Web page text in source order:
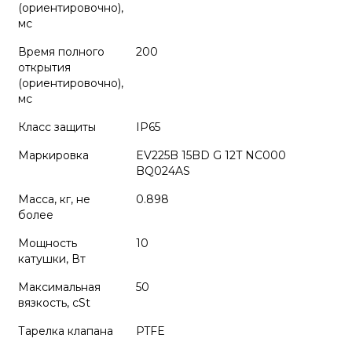
(ориентировочно),
мс
Время полного
открытия
(ориентировочно),
мс
200
Класс защиты
IP65
Маркировка
EV225B 15BD G 12T NC000
BQ024AS
Масса, кг, не
более
0.898
Мощность
катушки, Вт
10
Максимальная
вязкость, cSt
50
Тарелка клапана
PTFE